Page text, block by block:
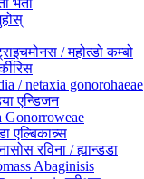
/ महोत्डो कम्बो
/ netaxia gonorohaeae
एन्डिजन
Gonorroweae
एल्बिकान्न्स
रविना / ह्यान्डडा
Abaginisis